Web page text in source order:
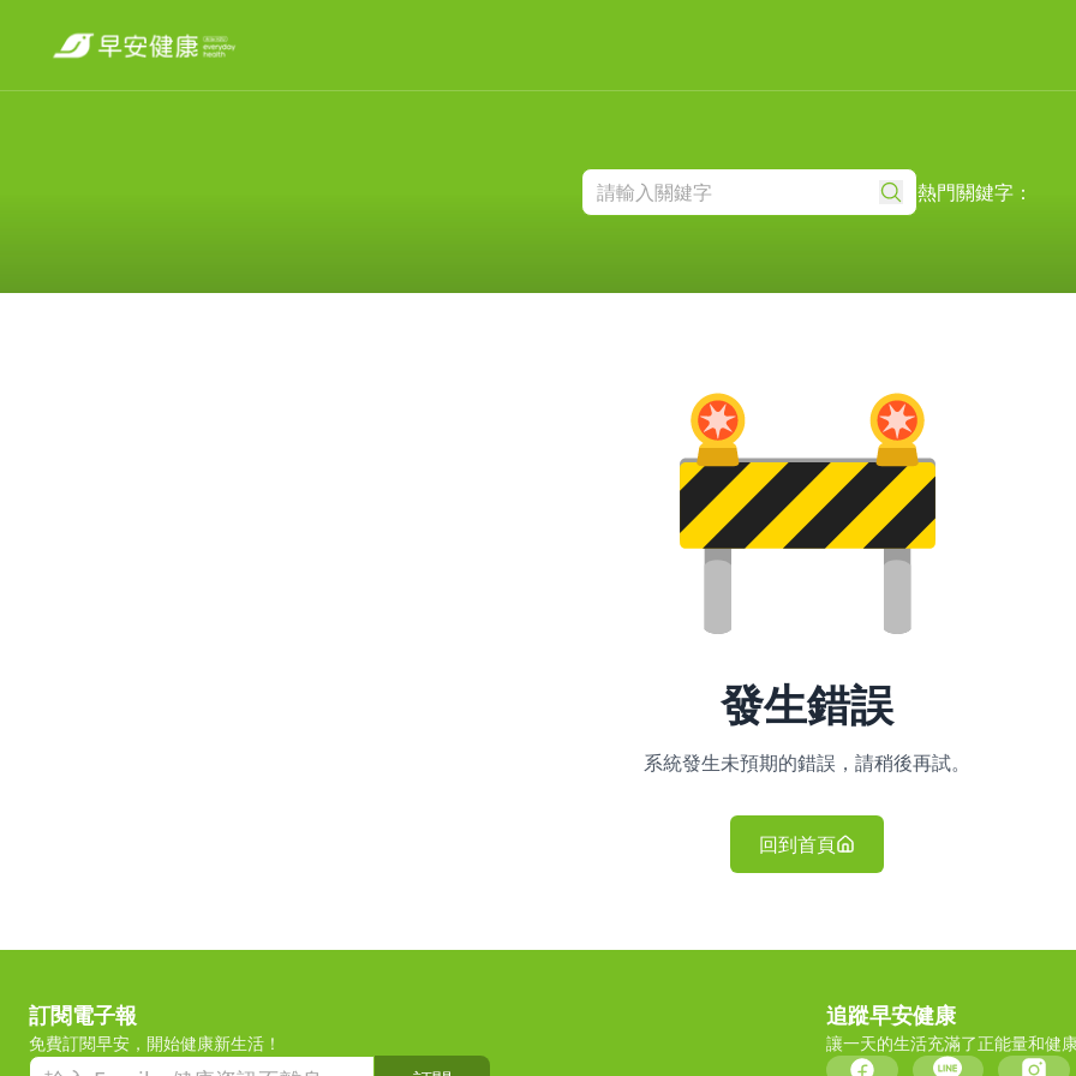
熱門關鍵字：
發生錯誤
系統發生未預期的錯誤，請稍後再試。
回到首頁
訂閱電子報
免費訂閱早安，開始健康新生活！
追蹤早安健康
讓一天的生活充滿了正能量和健